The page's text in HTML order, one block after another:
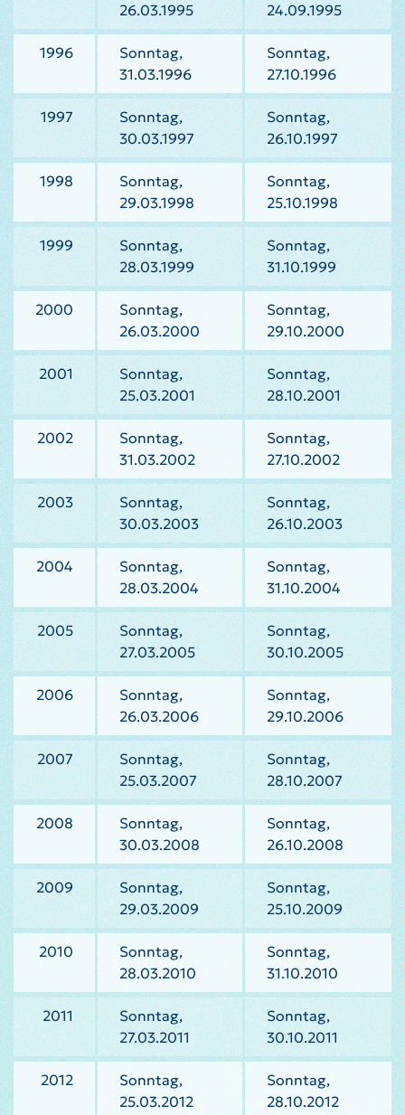
26.03.1995
24.09.1995
1996
Sonntag,
31.03.1996
Sonntag,
27.10.1996
1997
Sonntag,
30.03.1997
Sonntag,
26.10.1997
1998
Sonntag,
29.03.1998
Sonntag,
25.10.1998
1999
Sonntag,
28.03.1999
Sonntag,
31.10.1999
2000
Sonntag,
26.03.2000
Sonntag,
29.10.2000
2001
Sonntag,
25.03.2001
Sonntag,
28.10.2001
2002
Sonntag,
31.03.2002
Sonntag,
27.10.2002
2003
Sonntag,
30.03.2003
Sonntag,
26.10.2003
2004
Sonntag,
28.03.2004
Sonntag,
31.10.2004
2005
Sonntag,
27.03.2005
Sonntag,
30.10.2005
2006
Sonntag,
26.03.2006
Sonntag,
29.10.2006
2007
Sonntag,
25.03.2007
Sonntag,
28.10.2007
2008
Sonntag,
30.03.2008
Sonntag,
26.10.2008
2009
Sonntag,
29.03.2009
Sonntag,
25.10.2009
2010
Sonntag,
28.03.2010
Sonntag,
31.10.2010
2011
Sonntag,
27.03.2011
Sonntag,
30.10.2011
2012
Sonntag,
25.03.2012
Sonntag,
28.10.2012